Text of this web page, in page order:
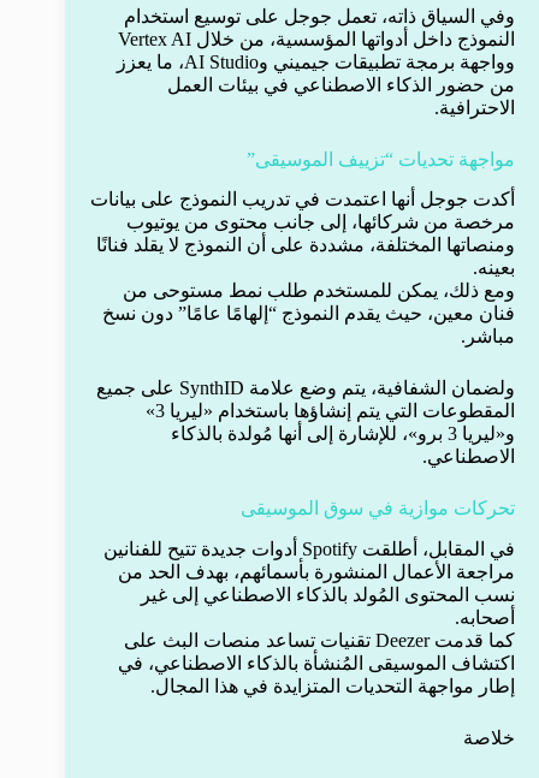
وفي السياق ذاته، تعمل جوجل على توسيع استخدام
النموذج داخل أدواتها المؤسسية، من خلال Vertex AI
وواجهة برمجة تطبيقات جيميني وAI Studio، ما يعزز
من حضور الذكاء الاصطناعي في بيئات العمل
الاحترافية.
مواجهة تحديات “تزييف الموسيقى”
أكدت جوجل أنها اعتمدت في تدريب النموذج على بيانات
مرخصة من شركائها، إلى جانب محتوى من يوتيوب
ومنصاتها المختلفة، مشددة على أن النموذج لا يقلد فنانًا
بعينه.
ومع ذلك، يمكن للمستخدم طلب نمط مستوحى من
فنان معين، حيث يقدم النموذج “إلهامًا عامًا” دون نسخ
مباشر.
ولضمان الشفافية، يتم وضع علامة SynthID على جميع
المقطوعات التي يتم إنشاؤها باستخدام «ليريا 3»
و«ليريا 3 برو»، للإشارة إلى أنها مُولدة بالذكاء
الاصطناعي.
تحركات موازية في سوق الموسيقى
في المقابل، أطلقت Spotify أدوات جديدة تتيح للفنانين
مراجعة الأعمال المنشورة بأسمائهم، بهدف الحد من
نسب المحتوى المُولد بالذكاء الاصطناعي إلى غير
أصحابه.
كما قدمت Deezer تقنيات تساعد منصات البث على
اكتشاف الموسيقى المُنشأة بالذكاء الاصطناعي، في
إطار مواجهة التحديات المتزايدة في هذا المجال.
خلاصة